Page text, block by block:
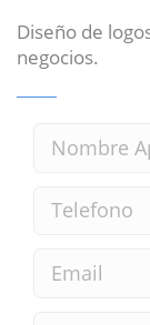
Diseño de
negocios.